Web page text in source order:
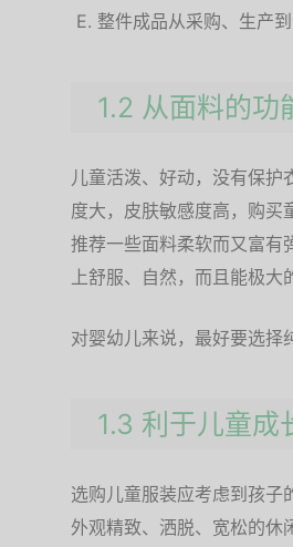
整件成品从采购、生产
1.2 从面料的功
儿童活泼、好动，没有保
度大，皮肤敏感度高，购买
推荐一些面料柔软而又富有
上舒服、自然，而且能极
对婴幼儿来说，最好要选择
1.3 利于儿童成
选购儿童服装应考虑到孩子
外观精致、洒脱、宽松的休